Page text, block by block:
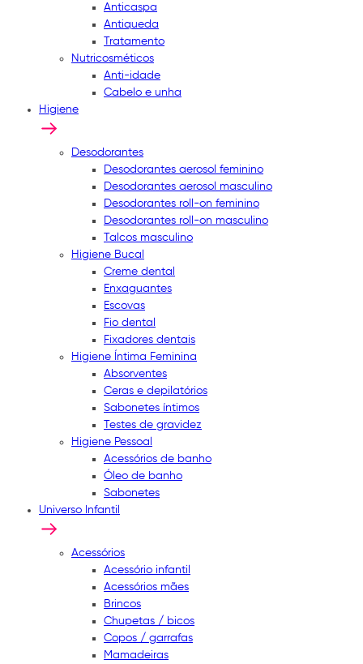
Anticaspa
Antiqueda
Tratamento
Nutricosméticos
Anti-idade
Cabelo e unha
Higiene
Desodorantes
Desodorantes aerosol feminino
Desodorantes aerosol masculino
Desodorantes roll-on feminino
Desodorantes roll-on masculino
Talcos masculino
Higiene Bucal
Creme dental
Enxaguantes
Escovas
Fio dental
Fixadores dentais
Higiene Íntima Feminina
Absorventes
Ceras e depilatórios
Sabonetes íntimos
Testes de gravidez
Higiene Pessoal
Acessórios de banho
Óleo de banho
Sabonetes
Universo Infantil
Acessórios
Acessório infantil
Acessórios mães
Brincos
Chupetas / bicos
Copos / garrafas
Mamadeiras